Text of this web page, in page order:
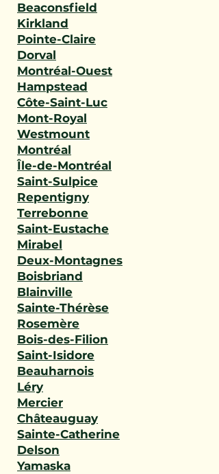
Beaconsfield
Kirkland
Pointe-Claire
Dorval
Montréal-Ouest
Hampstead
Côte-Saint-Luc
Mont-Royal
Westmount
Montréal
Île-de-Montréal
Saint-Sulpice
Repentigny
Terrebonne
Saint-Eustache
Mirabel
Deux-Montagnes
Boisbriand
Blainville
Sainte-Thérèse
Rosemère
Bois-des-Filion
Saint-Isidore
Beauharnois
Léry
Mercier
Châteauguay
Sainte-Catherine
Delson
Yamaska